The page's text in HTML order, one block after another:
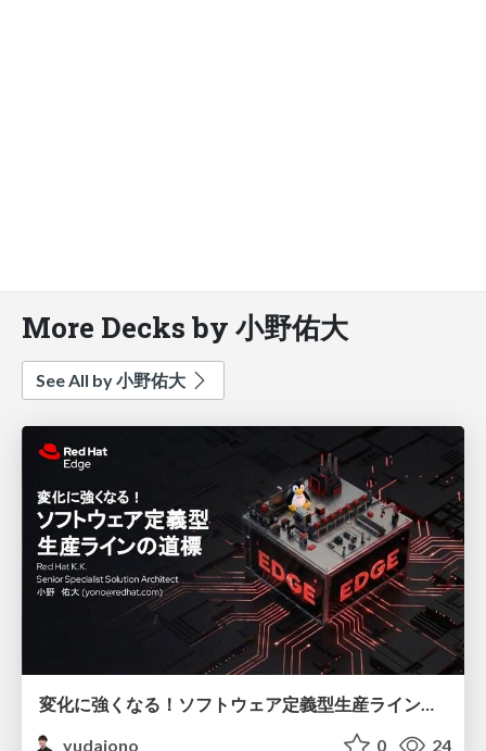
More Decks by 小野佑大
See All by 小野佑大
変化に強くなる！ソフトウェア定義型生産ラインの道標
yudaiono
0 24